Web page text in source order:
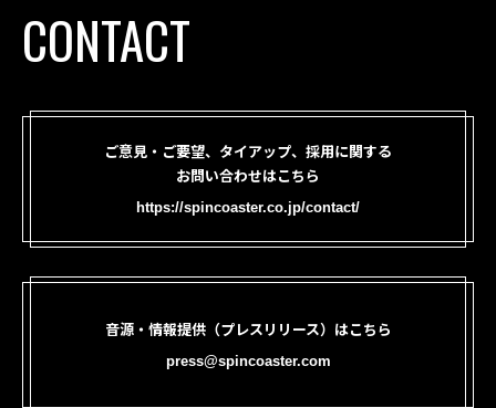
CONTACT
ご意見・ご要望、タイアップ、採用に関する
お問い合わせはこちら
https://spincoaster.co.jp/contact/
音源・情報提供（プレスリリース）はこちら
press@spincoaster.com